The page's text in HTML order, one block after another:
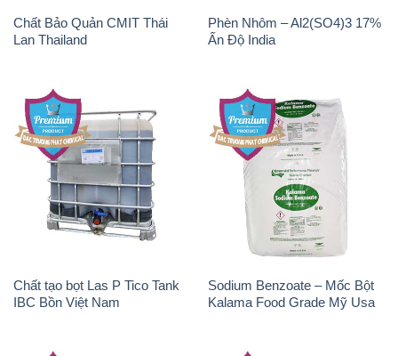
Chất Bảo Quản CMIT Thái
Lan Thailand
Phèn Nhôm – Al2(SO4)3 17%
Ấn Độ India
Chất tạo bọt Las P Tico Tank
IBC Bồn Việt Nam
Sodium Benzoate – Mốc Bột
Kalama Food Grade Mỹ Usa